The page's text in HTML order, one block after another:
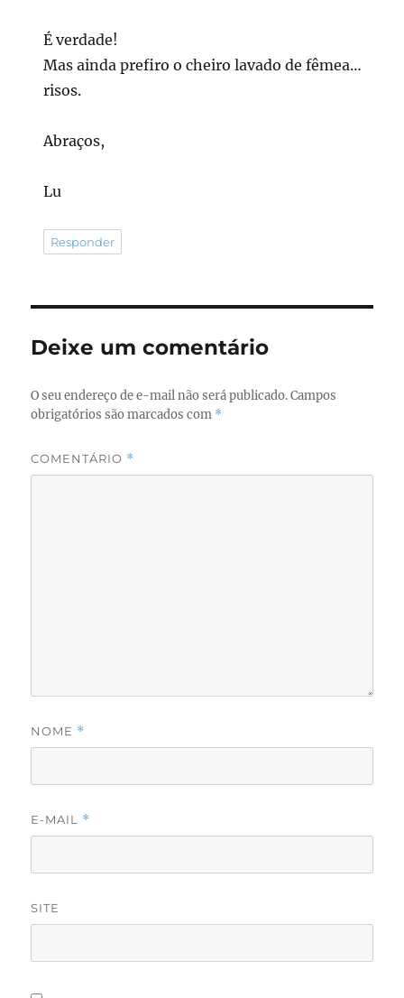
É verdade!
Mas ainda prefiro o cheiro lavado de fêmea…
risos.
Abraços,
Lu
Responder
Deixe um comentário
O seu endereço de e-mail não será publicado. Campos
obrigatórios são marcados com *
COMENTÁRIO *
NOME *
E-MAIL *
SITE